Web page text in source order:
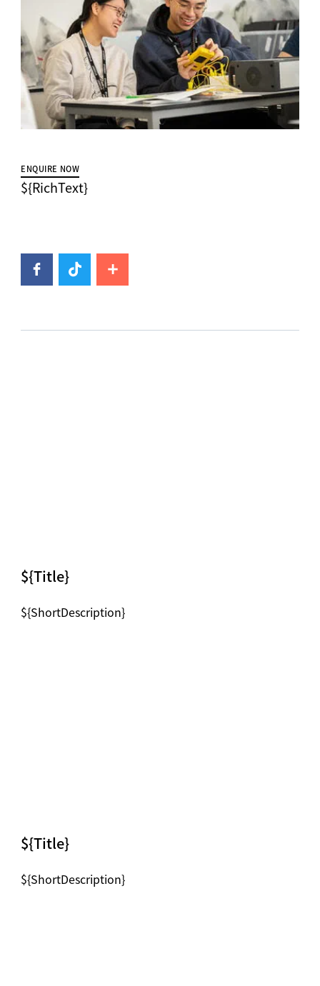
ENQUIRE NOW
${RichText}
${Title}
${ShortDescription}
${Title}
${ShortDescription}